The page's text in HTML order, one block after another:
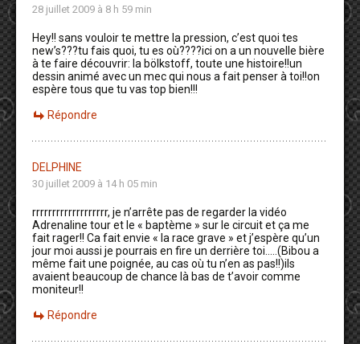
28 juillet 2009 à 8 h 59 min
Hey!! sans vouloir te mettre la pression, c’est quoi tes
new’s???tu fais quoi, tu es où????ici on a un nouvelle bière
à te faire découvrir: la bölkstoff, toute une histoire!!un
dessin animé avec un mec qui nous a fait penser à toi!!on
espère tous que tu vas top bien!!!
Répondre
DELPHINE
30 juillet 2009 à 14 h 05 min
rrrrrrrrrrrrrrrrrrr, je n’arrête pas de regarder la vidéo
Adrenaline tour et le « baptème » sur le circuit et ça me
fait rager!! Ca fait envie « la race grave » et j’espère qu’un
jour moi aussi je pourrais en fire un derrière toi…..(Bibou a
même fait une poignée, au cas où tu n’en as pas!!)ils
avaient beaucoup de chance là bas de t’avoir comme
moniteur!!
Répondre